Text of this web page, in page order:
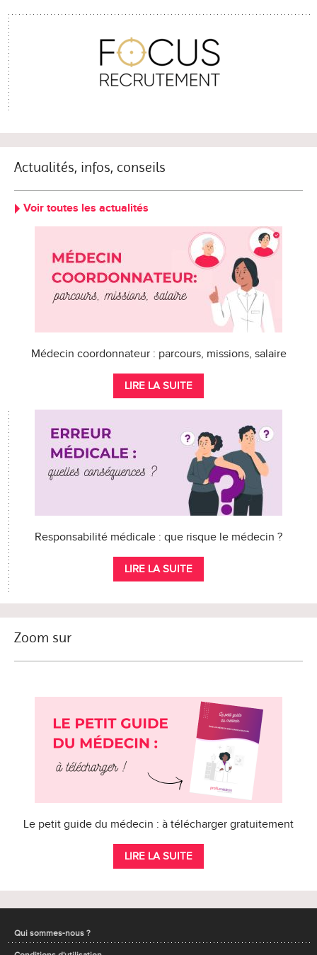
Actualités, infos, conseils
Voir toutes les actualités
Médecin coordonnateur : parcours, missions, salaire
LIRE LA SUITE
Responsabilité médicale : que risque le médecin ?
LIRE LA SUITE
Zoom sur
Le petit guide du médecin : à télécharger gratuitement
LIRE LA SUITE
Qui sommes-nous ?